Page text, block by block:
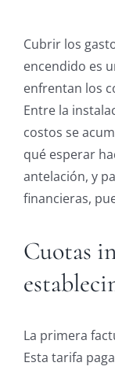
Cubrir los
encendido es
enfrentan los
Entre la
costos se
qué esperar
antelación, y
financieras,
Cuotas
La primera
Esta tarifa